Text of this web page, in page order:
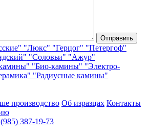
"Люкс" "Герцог" "Петергоф"
"Соловьи" "Ажур"
"Био-камины" "Электро-
"Радиусные камины"
производство Об изразцах Контакты
387-19-73